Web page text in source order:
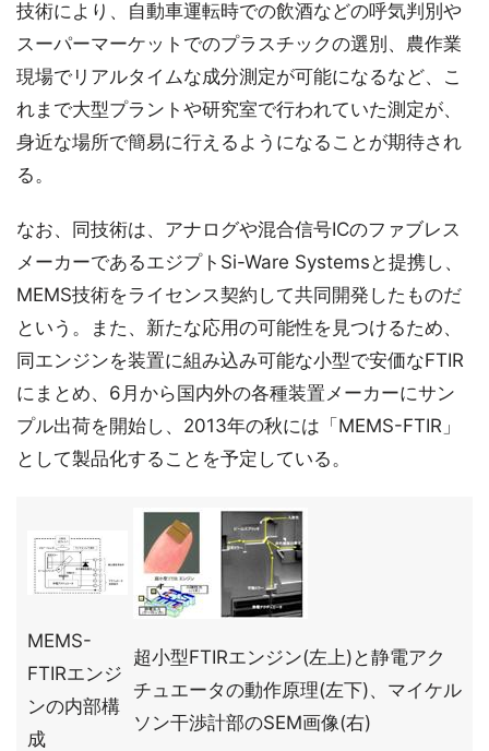
技術により、自動車運転時での飲酒などの呼気判別や
スーパーマーケットでのプラスチックの選別、農作業
現場でリアルタイムな成分測定が可能になるなど、こ
れまで大型プラントや研究室で行われていた測定が、
身近な場所で簡易に行えるようになることが期待され
る。
なお、同技術は、アナログや混合信号ICのファブレス
メーカーであるエジプトSi-Ware Systemsと提携し、
MEMS技術をライセンス契約して共同開発したものだ
という。また、新たな応用の可能性を見つけるため、
同エンジンを装置に組み込み可能な小型で安価なFTIR
にまとめ、6月から国内外の各種装置メーカーにサン
プル出荷を開始し、2013年の秋には「MEMS-FTIR」
として製品化することを予定している。
MEMS-
FTIRエンジ
ンの内部構
成
超小型FTIRエンジン(左上)と静電アク
チュエータの動作原理(左下)、マイケル
ソン干渉計部のSEM画像(右)